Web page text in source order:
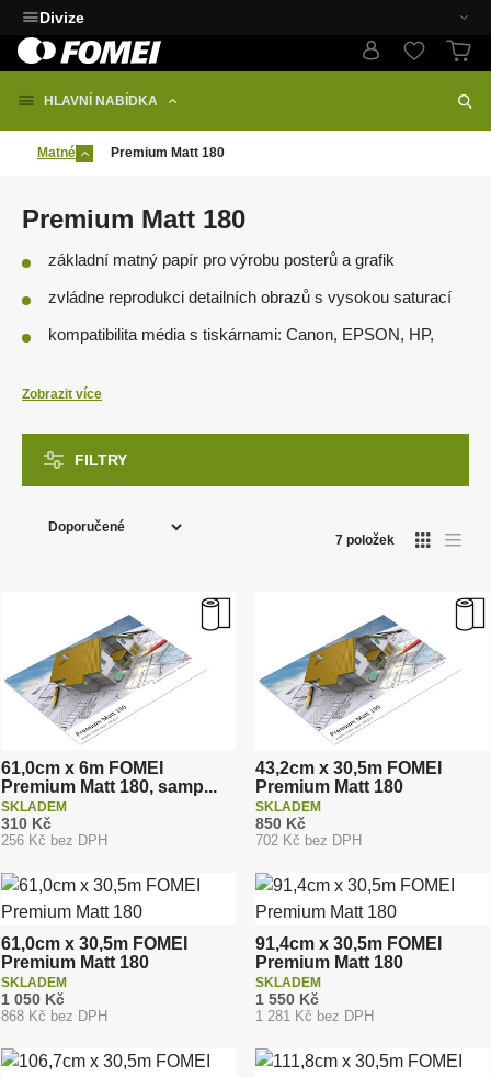
Divize
HLAVNÍ NABÍDKA
Matné Premium Matt 180
Premium Matt 180
základní matný papír pro výrobu posterů a grafik
zvládne reprodukci detailních obrazů s vysokou saturací
kompatibilita média s tiskárnami: Canon, EPSON, HP,
dostupnost:
Zobrazit více
FILTRY
r
o
u
k
t
ů
O
o
v
ý
v
T
l
o
ý
7položek
61,0cm x 6m FOMEI
Premium Matt 180, samp...
310 Kč
256 Kč bez DPH
SKLADEM
43,2cm x 30,5m FOMEI
Premium Matt 180
850 Kč
702 Kč bez DPH
SKLADEM
61,0cm x 30,5m FOMEI
Premium Matt 180
1 050 Kč
868 Kč bez DPH
SKLADEM
91,4cm x 30,5m FOMEI
Premium Matt 180
1 550 Kč
1 281 Kč bez DPH
SKLADEM